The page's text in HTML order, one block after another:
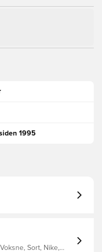
1995
Sort, Nike,